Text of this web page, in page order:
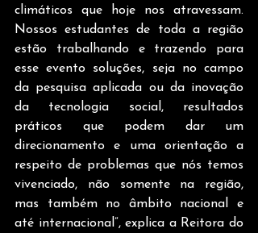
climáticos que hoje nos atravessam.
Nossos estudantes de toda a região
estão trabalhando e trazendo para
esse evento soluções, seja no campo
da pesquisa aplicada ou da inovação
da tecnologia social, resultados
práticos que podem dar um
direcionamento e uma orientação a
respeito de problemas que nós temos
vivenciado, não somente na região,
mas também no âmbito nacional e
até internacional”, explica a Reitora do